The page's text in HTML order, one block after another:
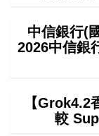
中信銀行(
2026中信銀
【Grok4.2
較